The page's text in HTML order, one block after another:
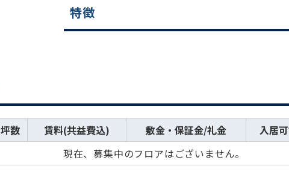
特徴
坪数 賃料(共益費込) 敷金・保証金/礼金 入居
現在、募集中のフロアはございません。